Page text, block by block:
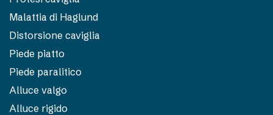
Malattia di Haglund
Distorsione caviglia
Piede piatto
Piede paralitico
Alluce valgo
Alluce rigido